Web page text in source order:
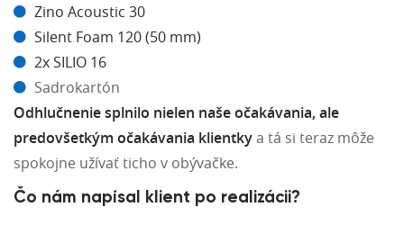
Zino Acoustic 30
Silent Foam 120 (50 mm)
2x SILIO 16
Sadrokartón
Odhlučnenie splnilo nielen naše očakávania, ale
predovšetkým očakávania klientkya tá si teraz môže
spokojne užívať ticho v obývačke.
Čo nám napísal klient po realizácii?